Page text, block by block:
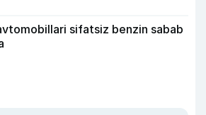
sifatsiz benzin sabab